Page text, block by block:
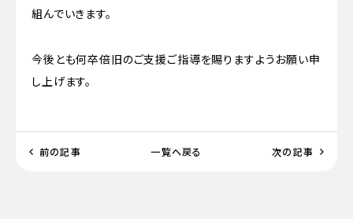
組んでいきます。
今後とも何卒倍旧のご支援ご指導を賜りますようお願い申
し上げます。
前の記事 一覧へ戻る 次の記事